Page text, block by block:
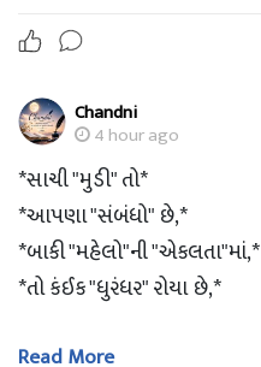
*ઘણા લોકોને*
*G⭕⭕D 〽⭕➰N❗NG*
*?Jay Swaminarayan?*
Chandni
4 hour ago
*સાચી "મુડી" તો*
*આપણા "સંબંધો" છે,*
*બાકી "મહેલો"ની "એકલતા"માં,*
*તો કંઈક "ધુરંધર" રોયા છે,*
Read More